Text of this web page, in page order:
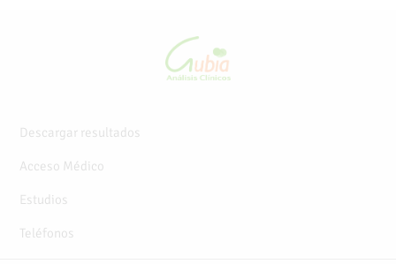
Descargar resultados
Acceso Médico
Estudios
Teléfonos